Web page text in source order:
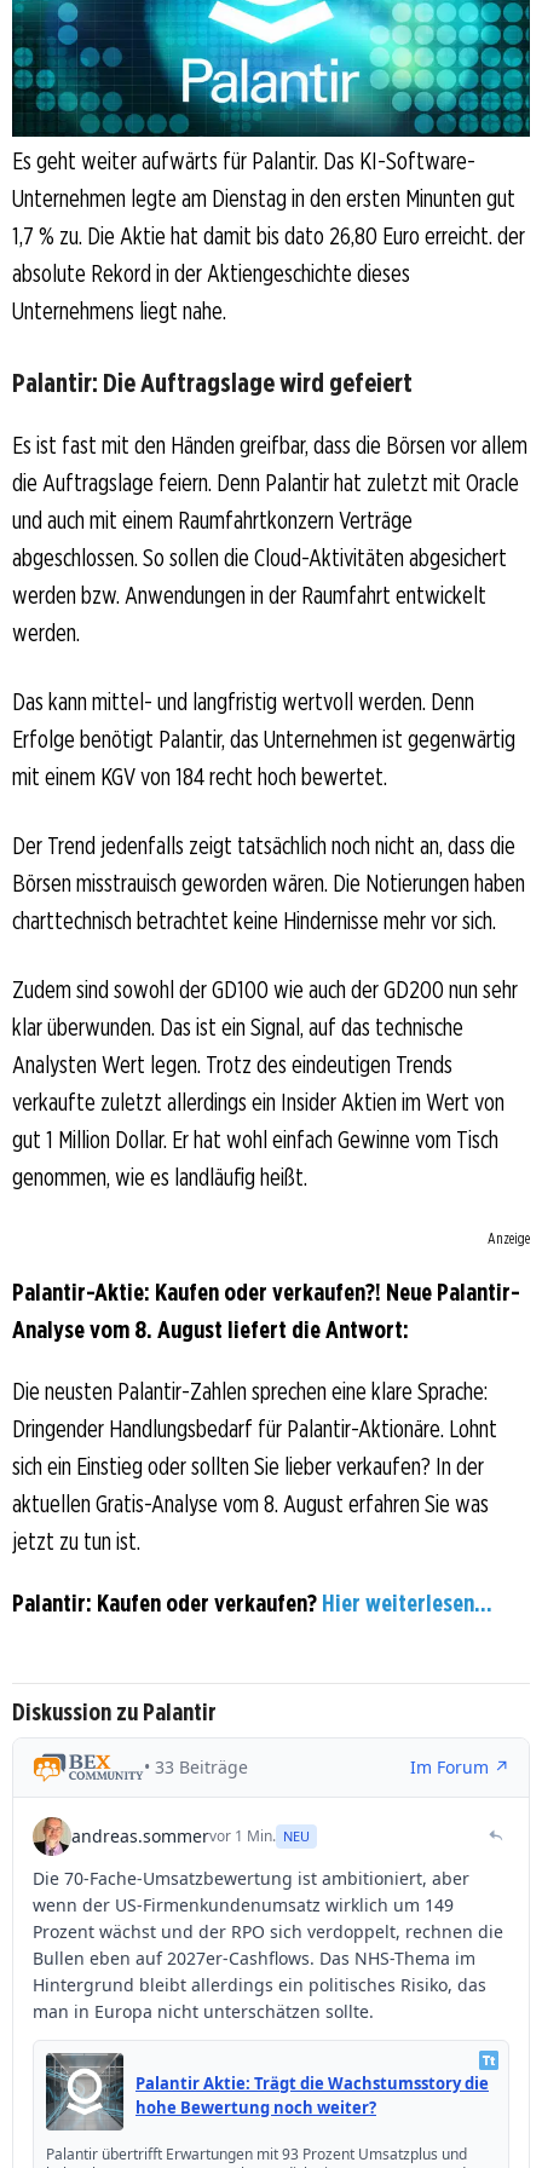
Es geht weiter aufwärts für Palantir. Das KI-Software-
Unternehmen legte am Dienstag in den ersten Minunten gut
1,7 % zu. Die Aktie hat damit bis dato 26,80 Euro erreicht. der
absolute Rekord in der Aktiengeschichte dieses
Unternehmens liegt nahe.
Palantir: Die Auftragslage wird gefeiert
Es ist fast mit den Händen greifbar, dass die Börsen vor allem
die Auftragslage feiern. Denn Palantir hat zuletzt mit Oracle
und auch mit einem Raumfahrtkonzern Verträge
abgeschlossen. So sollen die Cloud-Aktivitäten abgesichert
werden bzw. Anwendungen in der Raumfahrt entwickelt
werden.
Das kann mittel- und langfristig wertvoll werden. Denn
Erfolge benötigt Palantir, das Unternehmen ist gegenwärtig
mit einem KGV von 184 recht hoch bewertet.
Der Trend jedenfalls zeigt tatsächlich noch nicht an, dass die
Börsen misstrauisch geworden wären. Die Notierungen haben
charttechnisch betrachtet keine Hindernisse mehr vor sich.
Zudem sind sowohl der GD100 wie auch der GD200 nun sehr
klar überwunden. Das ist ein Signal, auf das technische
Analysten Wert legen. Trotz des eindeutigen Trends
verkaufte zuletzt allerdings ein Insider Aktien im Wert von
gut 1 Million Dollar. Er hat wohl einfach Gewinne vom Tisch
genommen, wie es landläufig heißt.
Anzeige
Palantir-Aktie: Kaufen oder verkaufen?! Neue Palantir-
Analyse vom 8. August liefert die Antwort:
Die neusten Palantir-Zahlen sprechen eine klare Sprache:
Dringender Handlungsbedarf für Palantir-Aktionäre. Lohnt
sich ein Einstieg oder sollten Sie lieber verkaufen? In der
aktuellen Gratis-Analyse vom 8. August erfahren Sie was
jetzt zu tun ist.
Palantir: Kaufen oder verkaufen? Hier weiterlesen...
Diskussion zu Palantir